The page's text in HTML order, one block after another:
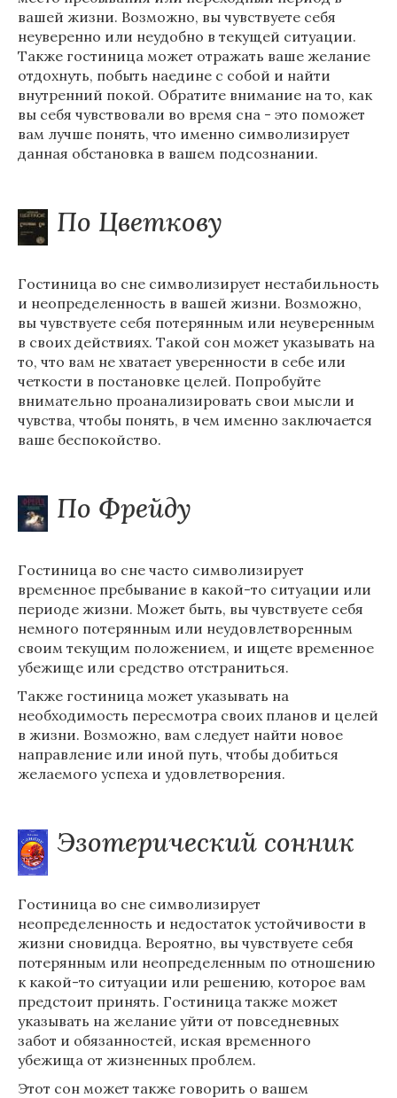
вашей жизни. Возможно, вы чувствуете себя
неуверенно или неудобно в текущей ситуации.
Также гостиница может отражать ваше желание
отдохнуть, побыть наедине с собой и найти
внутренний покой. Обратите внимание на то, как
вы себя чувствовали во время сна - это поможет
вам лучше понять, что именно символизирует
данная обстановка в вашем подсознании.
По Цветкову
Гостиница во сне символизирует нестабильность
и неопределенность в вашей жизни. Возможно,
вы чувствуете себя потерянным или неуверенным
в своих действиях. Такой сон может указывать на
то, что вам не хватает уверенности в себе или
четкости в постановке целей. Попробуйте
внимательно проанализировать свои мысли и
чувства, чтобы понять, в чем именно заключается
ваше беспокойство.
По Фрейду
Гостиница во сне часто символизирует
временное пребывание в какой-то ситуации или
периоде жизни. Может быть, вы чувствуете себя
немного потерянным или неудовлетворенным
своим текущим положением, и ищете временное
убежище или средство отстраниться.
Также гостиница может указывать на
необходимость пересмотра своих планов и целей
в жизни. Возможно, вам следует найти новое
направление или иной путь, чтобы добиться
желаемого успеха и удовлетворения.
Эзотерический сонник
Гостиница во сне символизирует
неопределенность и недостаток устойчивости в
жизни сновидца. Вероятно, вы чувствуете себя
потерянным или неопределенным по отношению
к какой-то ситуации или решению, которое вам
предстоит принять. Гостиница также может
указывать на желание уйти от повседневных
забот и обязанностей, иская временного
убежища от жизненных проблем.
Этот сон может также говорить о вашем